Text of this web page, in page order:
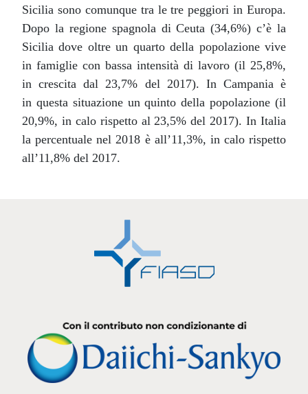
Sicilia sono comunque tra le tre peggiori in Europa.
Dopo la regione spagnola di Ceuta (34,6%) c’è la
Sicilia dove oltre un quarto della popolazione vive
in famiglie con bassa intensità di lavoro (il 25,8%,
in crescita dal 23,7% del 2017). In Campania è
in questa situazione un quinto della popolazione (il
20,9%, in calo rispetto al 23,5% del 2017). In Italia
la percentuale nel 2018 è all’11,3%, in calo rispetto
all’11,8% del 2017.